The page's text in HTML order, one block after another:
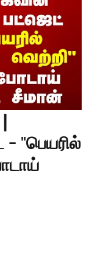
"பெயரில்